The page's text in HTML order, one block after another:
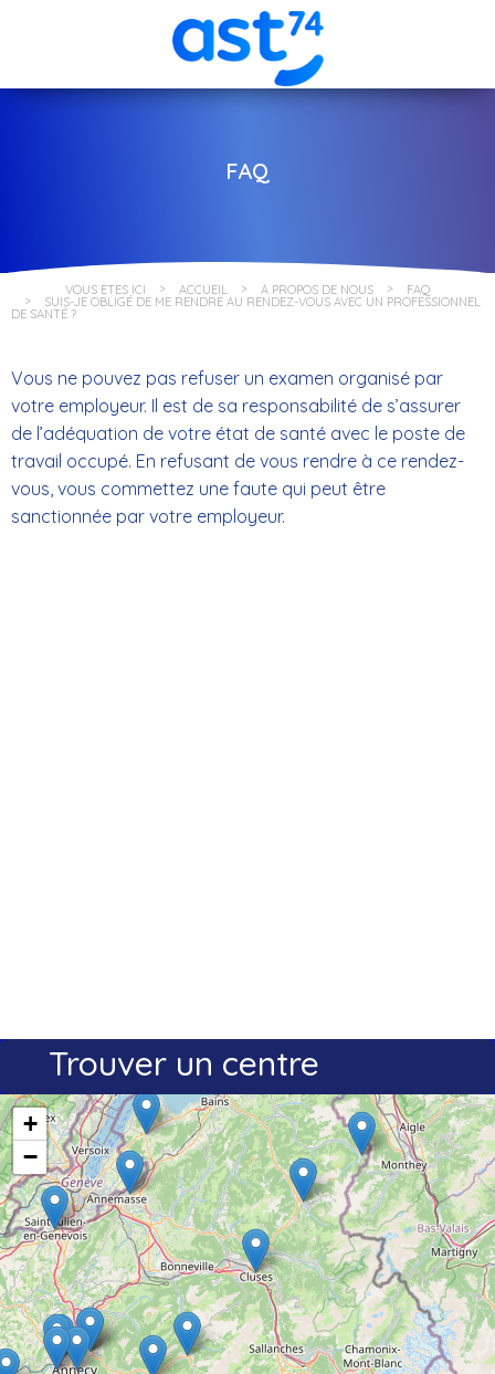
FAQ
VOUS ÊTES ICI ACCUEIL À PROPOS DE NOUS FAQ
SUIS-JE OBLIGÉ DE ME RENDRE AU RENDEZ-VOUS AVEC UN PROFESSIONNEL
DE SANTÉ ?
Vous ne pouvez pas refuser un examen organisé par
votre employeur. Il est de sa responsabilité de s’assurer
de l’adéquation de votre état de santé avec le poste de
travail occupé. En refusant de vous rendre à ce rendez-
vous, vous commettez une faute qui peut être
sanctionnée par votre employeur.
Trouver un centre
+
−